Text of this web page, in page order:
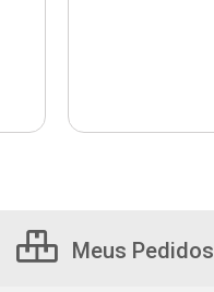
Meus Pedidos